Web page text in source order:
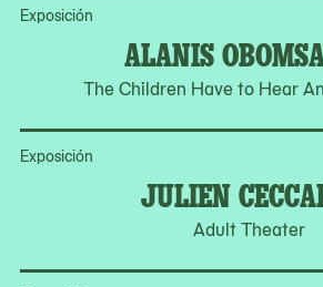
Exposición
ALANIS
The Children Have to Hear
Exposición
JULIEN
Adult Theater